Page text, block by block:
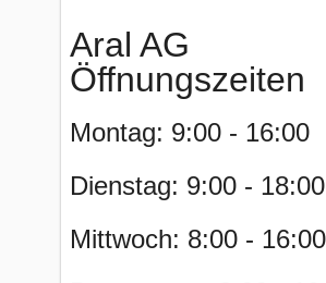
Aral AG
Öffnungszeiten
Montag: 9:00 - 16:00
Dienstag: 9:00 - 18:00
Mittwoch: 8:00 - 16:00